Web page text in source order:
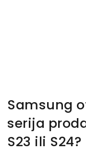
Samsung
serija
S23 ili S24?